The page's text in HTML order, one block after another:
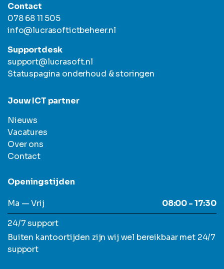
Contact
078 68 11 505
info@lucrasoftictbeheer.nl
Supportdesk
support@lucrasoft.nl
Statuspagina onderhoud & storingen
Jouw ICT partner
Nieuws
Vacatures
Over ons
Contact
Openingstijden
Ma — Vrij
08:00 - 17:30
24/7 support
Buiten kantoortijden zijn wij wel bereikbaar met 24/7
support